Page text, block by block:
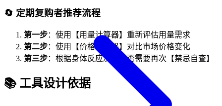
🔄 定期复购者推荐流程
第一步：使用【用量计算器】重新评估用量需求
第二步：使用【价格计算器】对比市场价格变化
第三步：根据身体反应决定是否需要再次【禁忌自查】
📚 工具设计依据